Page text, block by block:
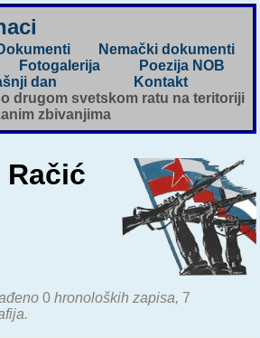
Nemački dokumenti
Fotogalerija
Poezija NOB
dan
Kontakt
drugom svetskom ratu na teritoriji
zbivanjima
Račić
0 hronoloških zapisa, 7